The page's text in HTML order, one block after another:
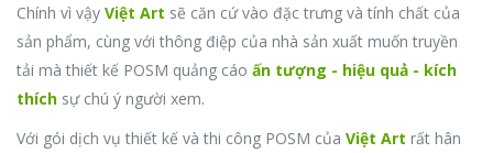
Chính vì vậy Việt Art sẽ căn cứ vào đặc trưng và tính chất của
sản phẩm, cùng với thông điệp của nhà sản xuất muốn truyền
tải mà thiết kế POSM quảng cáo ấn tượng - hiệu quả - kích
thích sự chú ý người xem.
Với gói dịch vụ thiết kế và thi công POSM của Việt Art rất hân